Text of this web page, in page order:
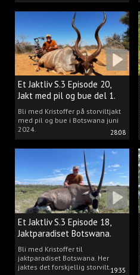
28:08
Et Jaktliv S.3 Episode 20,
Jakt med pil og bue del 1.
Bli med Kristoffer på storviltjakt
med pil og bue i Botswana juni
2024.
19:35
Et Jaktliv S.3 Episode 18,
Jaktparadiset Botswana.
Bli med Kristoffer til
jaktparadiset Botswana. Her
jaktes det forskjellig storvilt.